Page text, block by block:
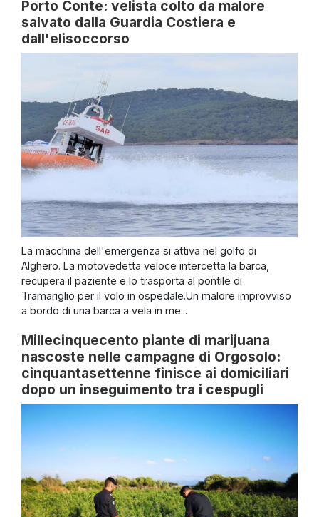
Porto Conte: velista colto da malore
salvato dalla Guardia Costiera e
dall'elisoccorso
La macchina dell'emergenza si attiva nel golfo di
Alghero. La motovedetta veloce intercetta la barca,
recupera il paziente e lo trasporta al pontile di
Tramariglio per il volo in ospedale.Un malore improvviso
a bordo di una barca a vela in me...
Millecinquecento piante di marijuana
nascoste nelle campagne di Orgosolo:
cinquantasettenne finisce ai domiciliari
dopo un inseguimento tra i cespugli